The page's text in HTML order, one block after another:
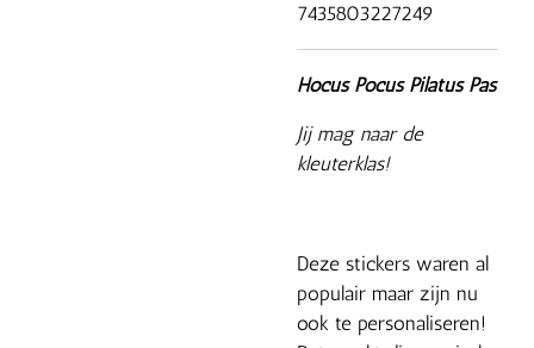
7435803227249
Hocus Pocus Pilatus Pas
Jij mag naar de
kleuterklas!
Deze stickers waren al
populair maar zijn nu
ook te personaliseren!